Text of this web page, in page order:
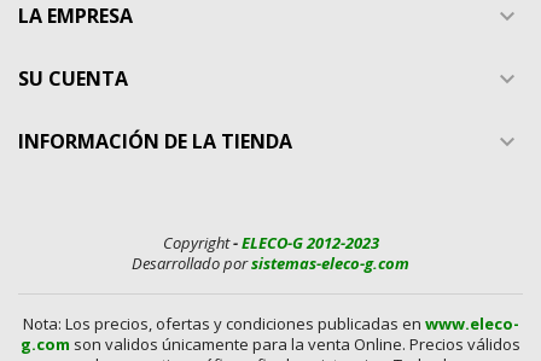
LA EMPRESA 
SU CUENTA 
INFORMACIÓN DE LA TIENDA 
Copyright-ELECO-G 2012-2023
Desarrollado porsistemas-eleco-g.com
Nota: Los precios, ofertas y condiciones publicadas en www.eleco-
g.com son validos únicamente para la venta Online. Precios válidos